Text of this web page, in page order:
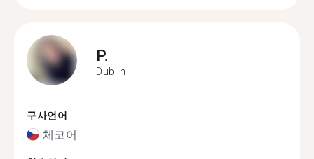
P.
Dublin
구사언어
체코어